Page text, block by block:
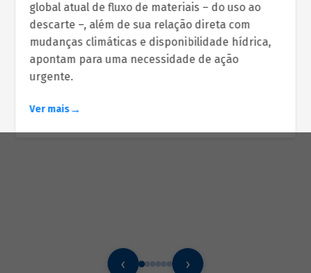
global atual de fluxo de materiais – do uso ao
descarte –, além de sua relação direta com
mudanças climáticas e disponibilidade hídrica,
apontam para uma necessidade de ação
urgente.
Ver mais
‹ ›